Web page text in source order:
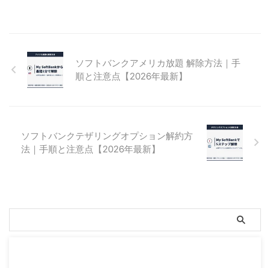
ソフトバンクアメリカ放題 解除方法｜手
順と注意点【2026年最新】
ソフトバンクテザリングオプション解約方
法｜手順と注意点【2026年最新】